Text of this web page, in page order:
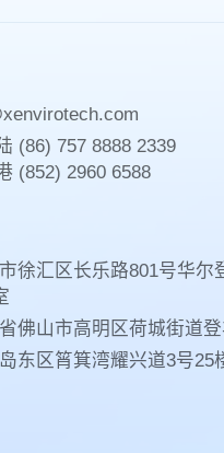
(86) 757 8888 2339
(852) 2960 6588
徐汇区长乐路801号华尔
佛山市高明区荷城街道
东区筲箕湾耀兴道3号25